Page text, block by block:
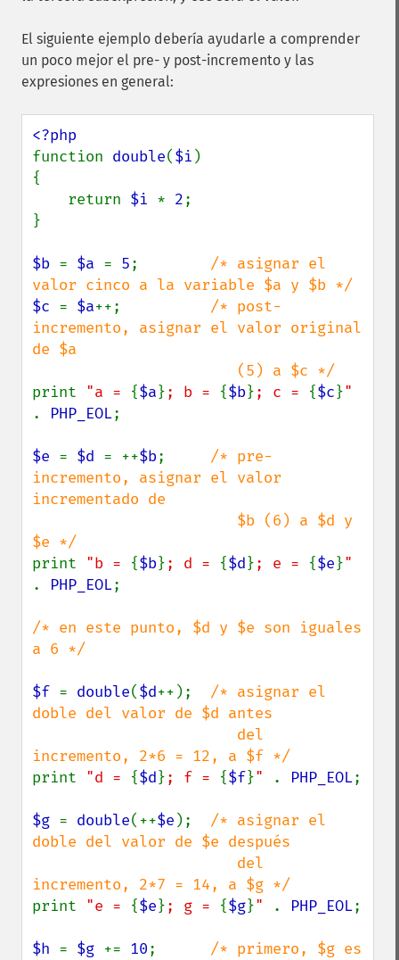
El siguiente ejemplo debería ayudarle a comprender
un poco mejor el pre- y post-incremento y las
expresiones en general:
function double($i )
{
    return
$i * 2;
}
$b = $a = 5; /* asignar el
$c = $a++; /* post-
incremento, asignar el valor original
de $a
print "a = {$a}; b = {$b}; c = {$c}
. PHP_EOL;
$e = $d = ++$b; /* pre-
incremento, asignar el valor
incrementado de
print "b = {$b}; d = {$d}; e = {$e}
. PHP_EOL;
/* en este punto, $d y $e son iguales
a 6 */
$f = double($d++); /* asignar el
doble del valor de $d antes
print "d = {$d}; f = {$f}" . PHP_EOL;
$g = double(++$e ); /* asignar el
doble del valor de $e después
print "e = {$e}; g = {$g}" . PHP_EOL;
$h = $g += 10; /* primero, $g es